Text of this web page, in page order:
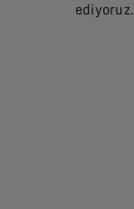
ediyoruz.